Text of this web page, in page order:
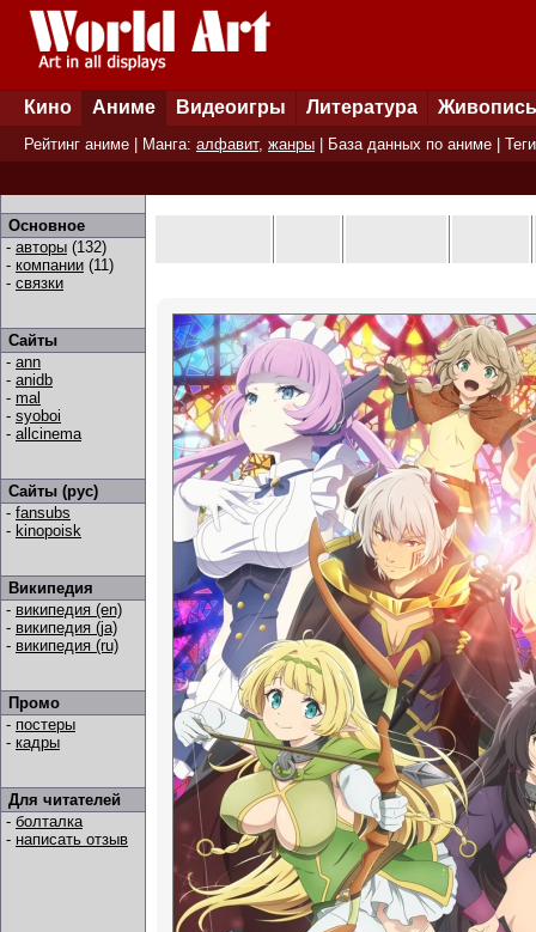
Кино Аниме Видеоигры Литература Живопись
Рейтинг аниме | Манга: алфавит, жанры База данных по аниме Теги
Основное
- авторы (132)
- компании (11)
- связки
Сайты
- ann
- anidb
- mal
- syoboi
- allcinema
Сайты (рус)
- fansubs
- kinopoisk
Википедия
- википедия (en)
- википедия (ja)
- википедия (ru)
Промо
- постеры
- кадры
Для читателей
- болталка
- написать отзыв